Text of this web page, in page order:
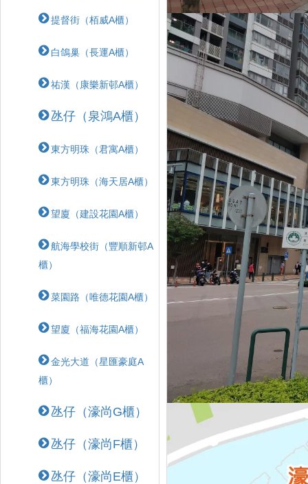
提督街（栢威A櫃）
白鴿巢（長運A櫃）
祐漢（康樂新邨A櫃）
氹仔（泉鴻A櫃）
東方明珠（君寓A櫃）
東方明珠（海天居A櫃）
望廈（建設花園A櫃）
航海學校街（豐順新邨A
櫃）
菜園路（唯德花園A櫃）
望廈（福海花園A櫃）
金光大道（星匯豪庭A
櫃）
氹仔（濠尚G櫃）
氹仔（濠尚F櫃）
氹仔（濠尚E櫃）